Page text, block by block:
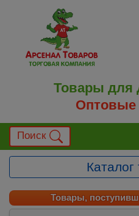
Товары для
Оптовые
Поиск
Каталог
Товары,